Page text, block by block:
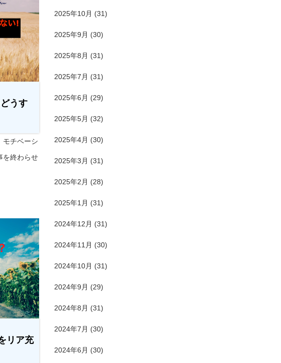
うす
モチベーシ
を終わらせ
リア充
2025年10月 (31)
2025年9月 (30)
2025年8月 (31)
2025年7月 (31)
2025年6月 (29)
2025年5月 (32)
2025年4月 (30)
2025年3月 (31)
2025年2月 (28)
2025年1月 (31)
2024年12月 (31)
2024年11月 (30)
2024年10月 (31)
2024年9月 (29)
2024年8月 (31)
2024年7月 (30)
2024年6月 (30)